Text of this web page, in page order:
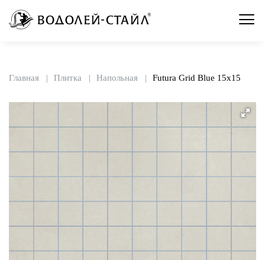
Главная Плитка Напольная Futura Grid Blue 15x15